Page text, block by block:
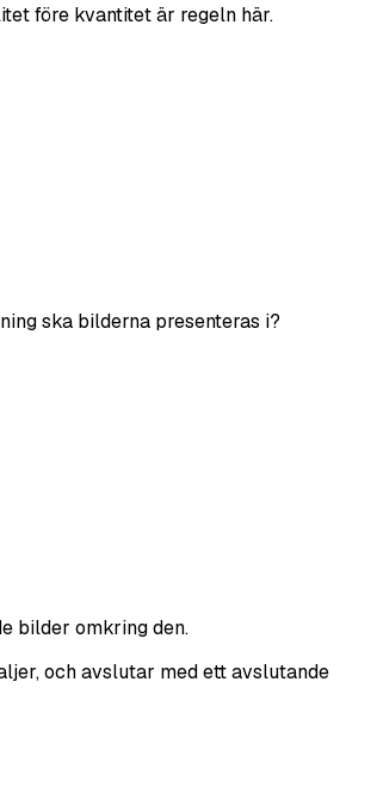
före kvantitet är regeln här.
ska bilderna presenteras i?
bilder omkring den.
och avslutar med ett avslutande